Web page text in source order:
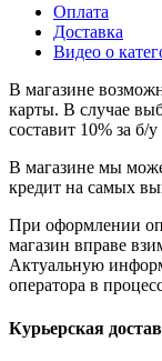
Оплата
Доставка
Видео о
В магазине
карты. В случае
составит 10% за б/
В магазине мы
кредит на самых
При оформлении
магазин вправе
Актуальную
оператора в
Курьерская